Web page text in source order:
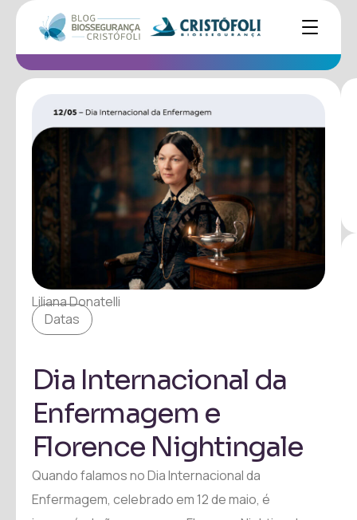
Liliana Donatelli
Datas
Dia Internacional da
Enfermagem e
Florence Nightingale
Quando falamos no Dia Internacional da
Enfermagem, celebrado em 12 de maio, é